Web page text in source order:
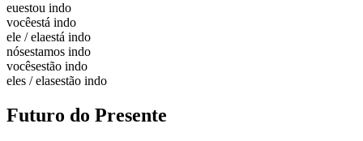
euestou indo
vocêestá indo
ele / elaestá indo
nósestamos indo
vocêsestão indo
eles / elasestão indo
Futuro do Presente